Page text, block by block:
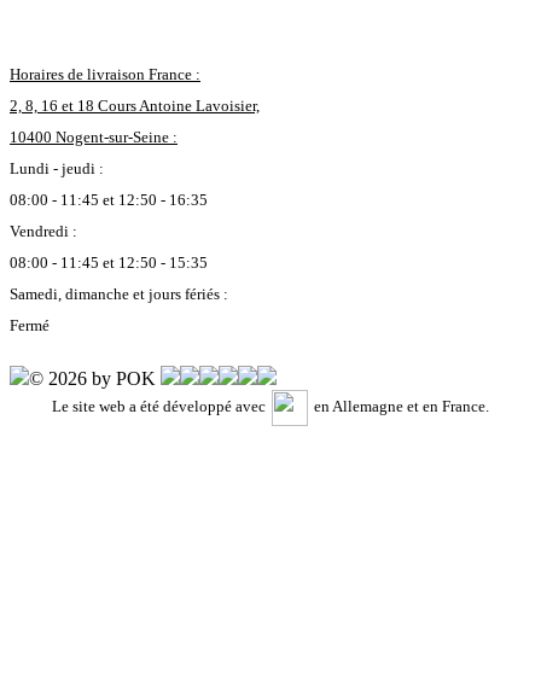
Horaires de livraison France :
2, 8, 16 et 18 Cours Antoine Lavoisier,
10400 Nogent-sur-Seine :
Lundi - jeudi :
08:00 - 11:45 et 12:50 - 16:35
Vendredi :
08:00 - 11:45 et 12:50 - 15:35
Samedi, dimanche et jours fériés :
Fermé
© 2026 by POK
Le site web a été développé avec en Allemagne et en France.